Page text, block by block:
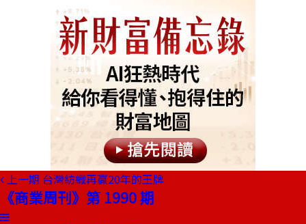
上一期 台灣紡織再贏20年的王牌
《商業周刊》第 1990 期